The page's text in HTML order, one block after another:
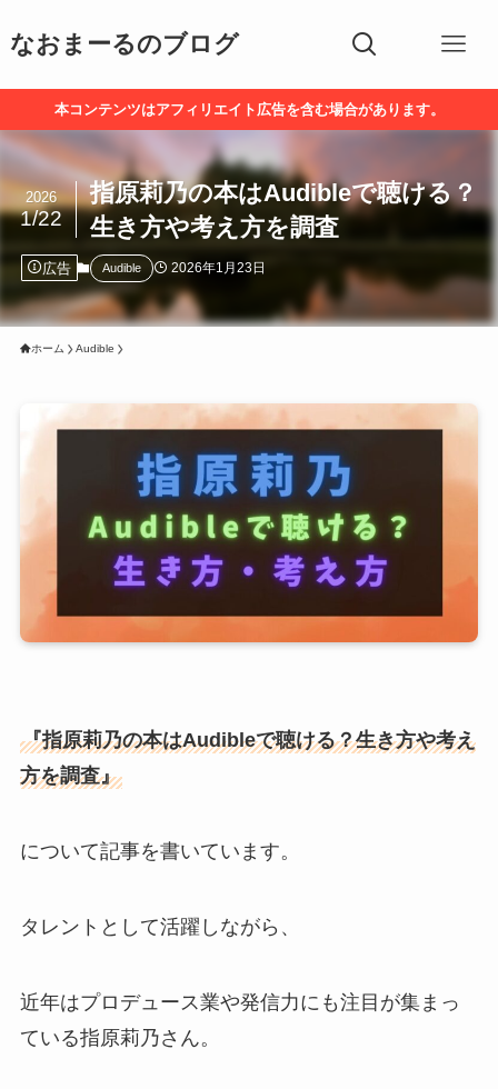
なおまーるのブログ
本コンテンツはアフィリエイト広告を含む場合があります。
指原莉乃の本はAudibleで聴ける？
生き方や考え方を調査
2026
1/22
広告 Audible 2026年1月23日
ホーム Audible
『指原莉乃の本はAudibleで聴ける？生き方や考え
方を調査』
について記事を書いています。
タレントとして活躍しながら、
近年はプロデュース業や発信力にも注目が集まっ
ている指原莉乃さん。